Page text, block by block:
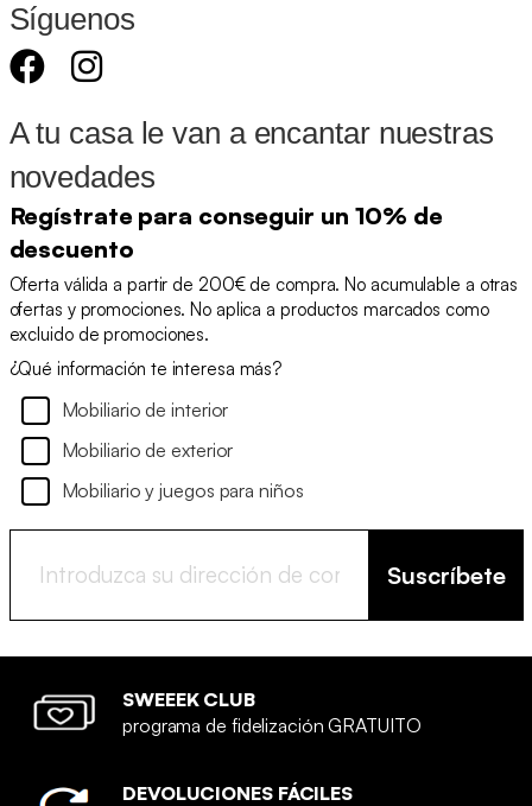
Síguenos
A tu casa le van a encantar nuestras
novedades
Regístrate para conseguir un 10% de
descuento
Oferta válida a partir de 200€ de compra. No acumulable a otras
ofertas y promociones. No aplica a productos marcados como
excluido de promociones.
¿Qué información te interesa más?
Mobiliario de interior
Mobiliario de exterior
Mobiliario y juegos para niños
Suscríbete
SWEEEK CLUB
programa de fidelización GRATUITO
DEVOLUCIONES FÁCILES